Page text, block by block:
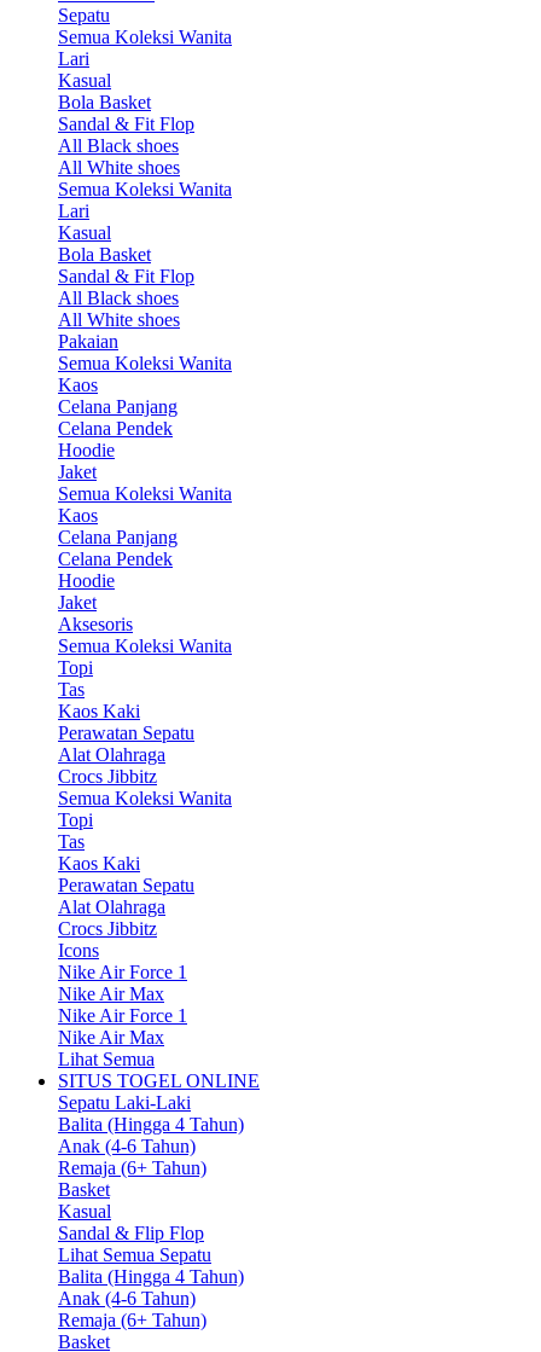
Sepatu
Semua Koleksi Wanita
Lari
Kasual
Bola Basket
Sandal & Fit Flop
All Black shoes
All White shoes
Semua Koleksi Wanita
Lari
Kasual
Bola Basket
Sandal & Fit Flop
All Black shoes
All White shoes
Pakaian
Semua Koleksi Wanita
Kaos
Celana Panjang
Celana Pendek
Hoodie
Jaket
Semua Koleksi Wanita
Kaos
Celana Panjang
Celana Pendek
Hoodie
Jaket
Aksesoris
Semua Koleksi Wanita
Topi
Tas
Kaos Kaki
Perawatan Sepatu
Alat Olahraga
Crocs Jibbitz
Semua Koleksi Wanita
Topi
Tas
Kaos Kaki
Perawatan Sepatu
Alat Olahraga
Crocs Jibbitz
Icons
Nike Air Force 1
Nike Air Max
Nike Air Force 1
Nike Air Max
Lihat Semua
SITUS TOGEL ONLINE
Sepatu Laki-Laki
Balita (Hingga 4 Tahun)
Anak (4-6 Tahun)
Remaja (6+ Tahun)
Basket
Kasual
Sandal & Flip Flop
Lihat Semua Sepatu
Balita (Hingga 4 Tahun)
Anak (4-6 Tahun)
Remaja (6+ Tahun)
Basket